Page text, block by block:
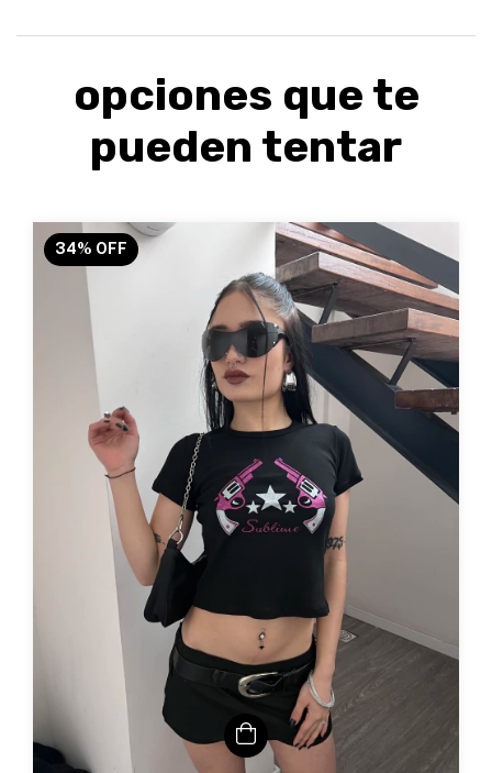
opciones que te
pueden tentar
34% OFF